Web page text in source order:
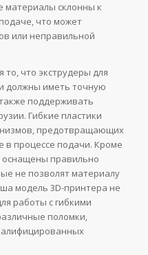
материалы склонны к
что может
или неправильной
то, что экструдеры для
должны иметь точную
поддерживать
Гибкие пластики
предотвращающих
в процессе подачи. Кроме
оснащены правильно
не позволят материалу
модель 3D-принтера не
работы с гибкими
поломки,